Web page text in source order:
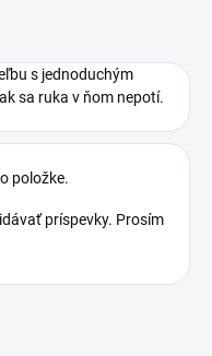
s jednoduchým
sa ruka v ňom nepotí.
položke.
príspevky. Prosím